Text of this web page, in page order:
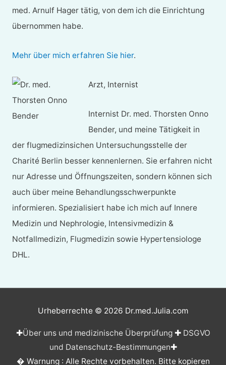
med. Arnulf Hager tätig, von dem ich die Einrichtung
übernommen habe.
Mehr über mich erfahren Sie hier.
Arzt, Internist
Internist Dr. med. Thorsten Onno
Bender, und meine Tätigkeit in
der flugmedizinsichen Untersuchungsstelle der
Charité Berlin besser kennenlernen. Sie erfahren nicht
nur Adresse und Öffnungszeiten, sondern können sich
auch über meine Behandlungsschwerpunkte
informieren. Spezialisiert habe ich mich auf Innere
Medizin und Nephrologie, Intensivmedizin &
Notfallmedizin, Flugmedizin sowie Hypertensiologe
DHL.
Urheberrechte © 2026 Dr.med.Julia.com
✚Über uns und medizinische Überprüfung✚ DSGVO
und Datenschutz-Bestimmungen✚
� Warnung : Alle Rechte vorbehalten. Bitte kopieren